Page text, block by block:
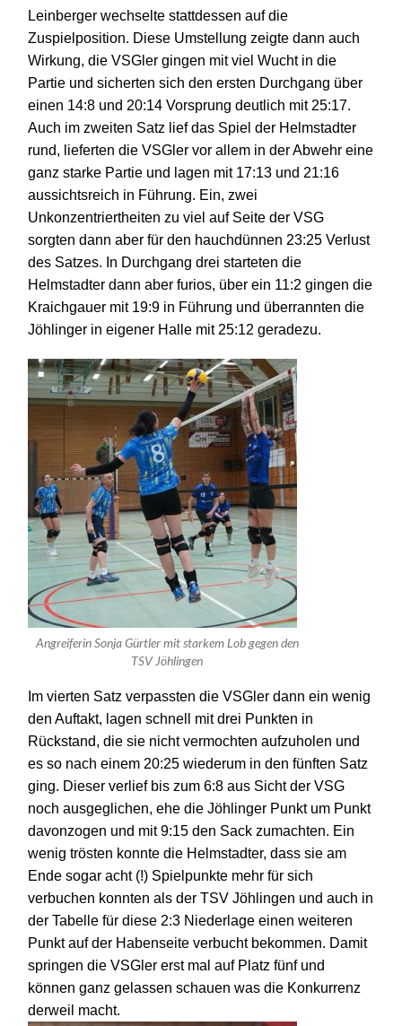
Leinberger wechselte stattdessen auf die
Zuspielposition. Diese Umstellung zeigte dann auch
Wirkung, die VSGler gingen mit viel Wucht in die
Partie und sicherten sich den ersten Durchgang über
einen 14:8 und 20:14 Vorsprung deutlich mit 25:17.
Auch im zweiten Satz lief das Spiel der Helmstadter
rund, liefertendie VSGlervor allem in der Abwehr eine
ganz starke Partie und lagen mit 17:13 und 21:16
aussichtsreich in Führung. Ein, zwei
Unkonzentriertheiten zu viel auf Seite der VSG
sorgten dann aber für den hauchdünnen 23:25 Verlust
des Satzes. In Durchgang drei starteten die
Helmstadter dann aber furios, über ein 11:2 gingen die
Kraichgauer mit 19:9 in Führung und überrannten die
Jöhlinger in eigener Halle mit 25:12 geradezu.
Angreiferin Sonja Gürtler mit starkem Lob gegen den
TSV Jöhlingen
Im vierten Satz verpassten die VSGler dann ein wenig
den Auftakt, lagen schnell mit drei Punkten in
Rückstand, die sie nicht vermochten aufzuholen und
es so nach einem 20:25 wiederum in den fünften Satz
ging. Dieser verlief bis zum 6:8 aus Sicht der VSG
noch ausgeglichen, ehe die Jöhlinger Punkt um Punkt
davonzogen und mit9:15 den Sack zumachten. Ein
wenig trösten konnte die Helmstadter, dass sie am
Ende sogar acht (!) Spielpunkte mehr für sich
verbuchen konnten als der TSV Jöhlingen und auch in
der Tabellefür diese 2:3 Niederlageeinen weiteren
Punkt auf der Habenseite verbucht bekommen. Damit
springen die VSGler erst mal auf Platz fünf und
können ganz gelassen schauen was die Konkurrenz
derweil macht.